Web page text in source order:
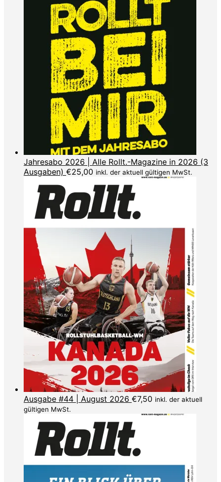
Jahresabo 2026 | Alle Rollt.-Magazine in 2026 (3
Ausgaben) €25,00 inkl. der aktuell gültigen MwSt.
Ausgabe #44 | August 2026 €7,50 inkl. der aktuell
gültigen MwSt.